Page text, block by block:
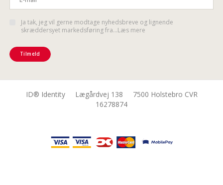
Ja tak, jeg vil gerne modtage nyhedsbreve og lignende
skræddersyet markedsføring fra...Læs mere
Tilmeld
ID® Identity Lægårdvej 138 7500 Holstebro CVR
16278874